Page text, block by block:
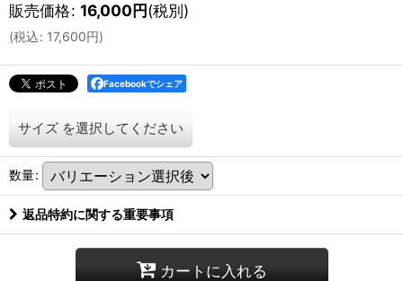
販売価格: 16,000円(税別)
(税込: 17,600円)
Facebookでシェア
サイズ を選択してください
数量:
返品特約に関する重要事項
カートに入れる